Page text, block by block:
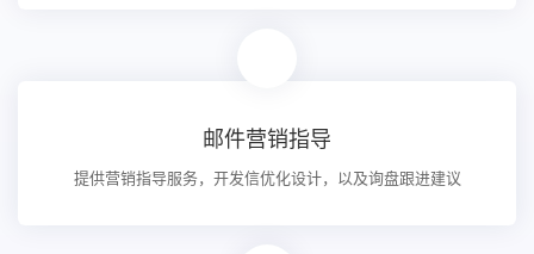
邮件营销指导
提供营销指导服务，开发信优化设计，以及询盘跟进建议